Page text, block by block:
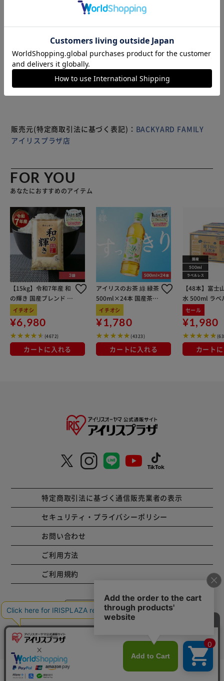
りげない遊び心を演出。 玄関やベッドサイドなどの省スペ
ースな プライベート空間で、ほのかな香りが楽しめる。
※製品は予告なく仕様を変更する場合がございます。あらか
じめご了承ください。
販売元(特定商取引法に基づく表記)： BACKYARD FAMILY
アイリスプラザ店
FOR YOU
あなたにおすすめのアイテム
【15kg】令和7年産 和
の輝き 国産ブレンド 5
kg×3袋
イチオシ
¥6,980
(4672)
カートに入れる
アイリスのお茶 綠 緑茶
500ml×24本 国産茶葉
100％使用
イチオシ
¥1,780
(4323)
カートに入れる
【48本】富士
水 500ml ラベ
セール
¥1,980
カート
特定商取引法に基づく通信販売業者の表示
セキュリティ・プライバシーポリシー
お問い合わせ
ご利用方法
ご利用規約
コーポレートサイト
Copyright © 2001 IRISPLAZA. ALL Rights Reserved.